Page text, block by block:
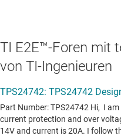
TI E2E™-Foren mit
von TI-Ingenieuren